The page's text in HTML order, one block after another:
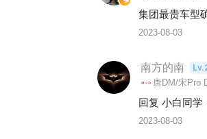
集团最贵车型
2023-08-03
南方的南
唐DM/宋Pro
回复 小白同学
2023-08-03